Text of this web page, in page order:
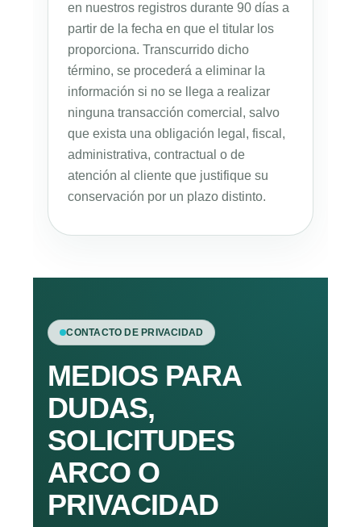
en nuestros registros durante 90 días a
partir de la fecha en que el titular los
proporciona. Transcurrido dicho
término, se procederá a eliminar la
información si no se llega a realizar
ninguna transacción comercial, salvo
que exista una obligación legal, fiscal,
administrativa, contractual o de
atención al cliente que justifique su
conservación por un plazo distinto.
CONTACTO DE PRIVACIDAD
MEDIOS PARA
DUDAS,
SOLICITUDES
ARCO O
PRIVACIDAD